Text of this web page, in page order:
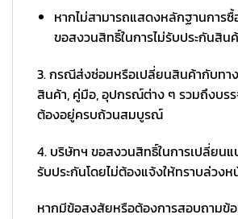
หากไม่สามารถแสดงหลักฐานการ
ขอสงวนสิทธิ์ในการไม่รับประกันสิน
3. กรณีส่งซ่อมหรือเปลี่ยนสินค้ากับทา
สินค้า, คู่มือ, อุปกรณ์ต่าง ๆ รวมถึงบร
ต้องอยู่ครบถ้วนสมบูรณ์
4. บริษัทฯ ขอสงวนสิทธิ์ในการเปลี่ยนแ
รับประกันโดยไม่ต้องแจ้งให้ทราบล่วงห
หากมีข้อสงสัยหรือต้องการสอบถามข้